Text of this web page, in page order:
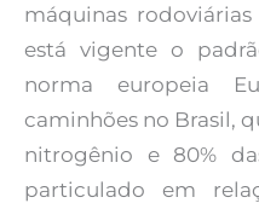
máquinas rodoviárias
está vigente o
norma europeia
caminhões no Brasil,
nitrogênio e 80%
particulado em